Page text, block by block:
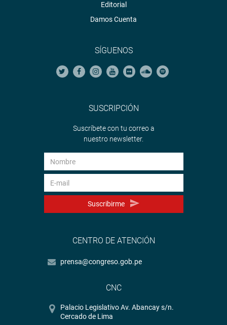
Editorial
Damos Cuenta
SÍGUENOS
SUSCRIPCIÓN
Suscríbete con tu correo a
nuestro newsletter.
Suscribirme
CENTRO DE ATENCIÓN
prensa@congreso.gob.pe
CNC
Palacio Legislativo Av. Abancay s/n.
Cercado de Lima